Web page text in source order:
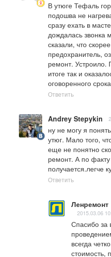
В утюге Тефаль
подошва не
сразу ехать в
дождалась звонка
сказали, что
предохранитель,
ремонт. Устроило.
итоге так и
оговоренного
Ответить
Andrey Stepykin
ну не могу я
утюг. Мало того,
еще не понятно
ремонт. А по
получается.легче
Ответить
Ленремонт
2015.03.06
Спасибо за
всегда
стоимость,